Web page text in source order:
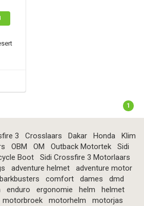
1
3 Crosslaars Dakar Honda
Klim
OBM OM Outback Motortek
Sidi
Boot
Sidi Crossfire 3 Motorlaars
adventure helmet
adventure motor
barkbusters comfort dames
dmd
enduro ergonomie helm
helmet
motorbroek motorhelm
motorjas